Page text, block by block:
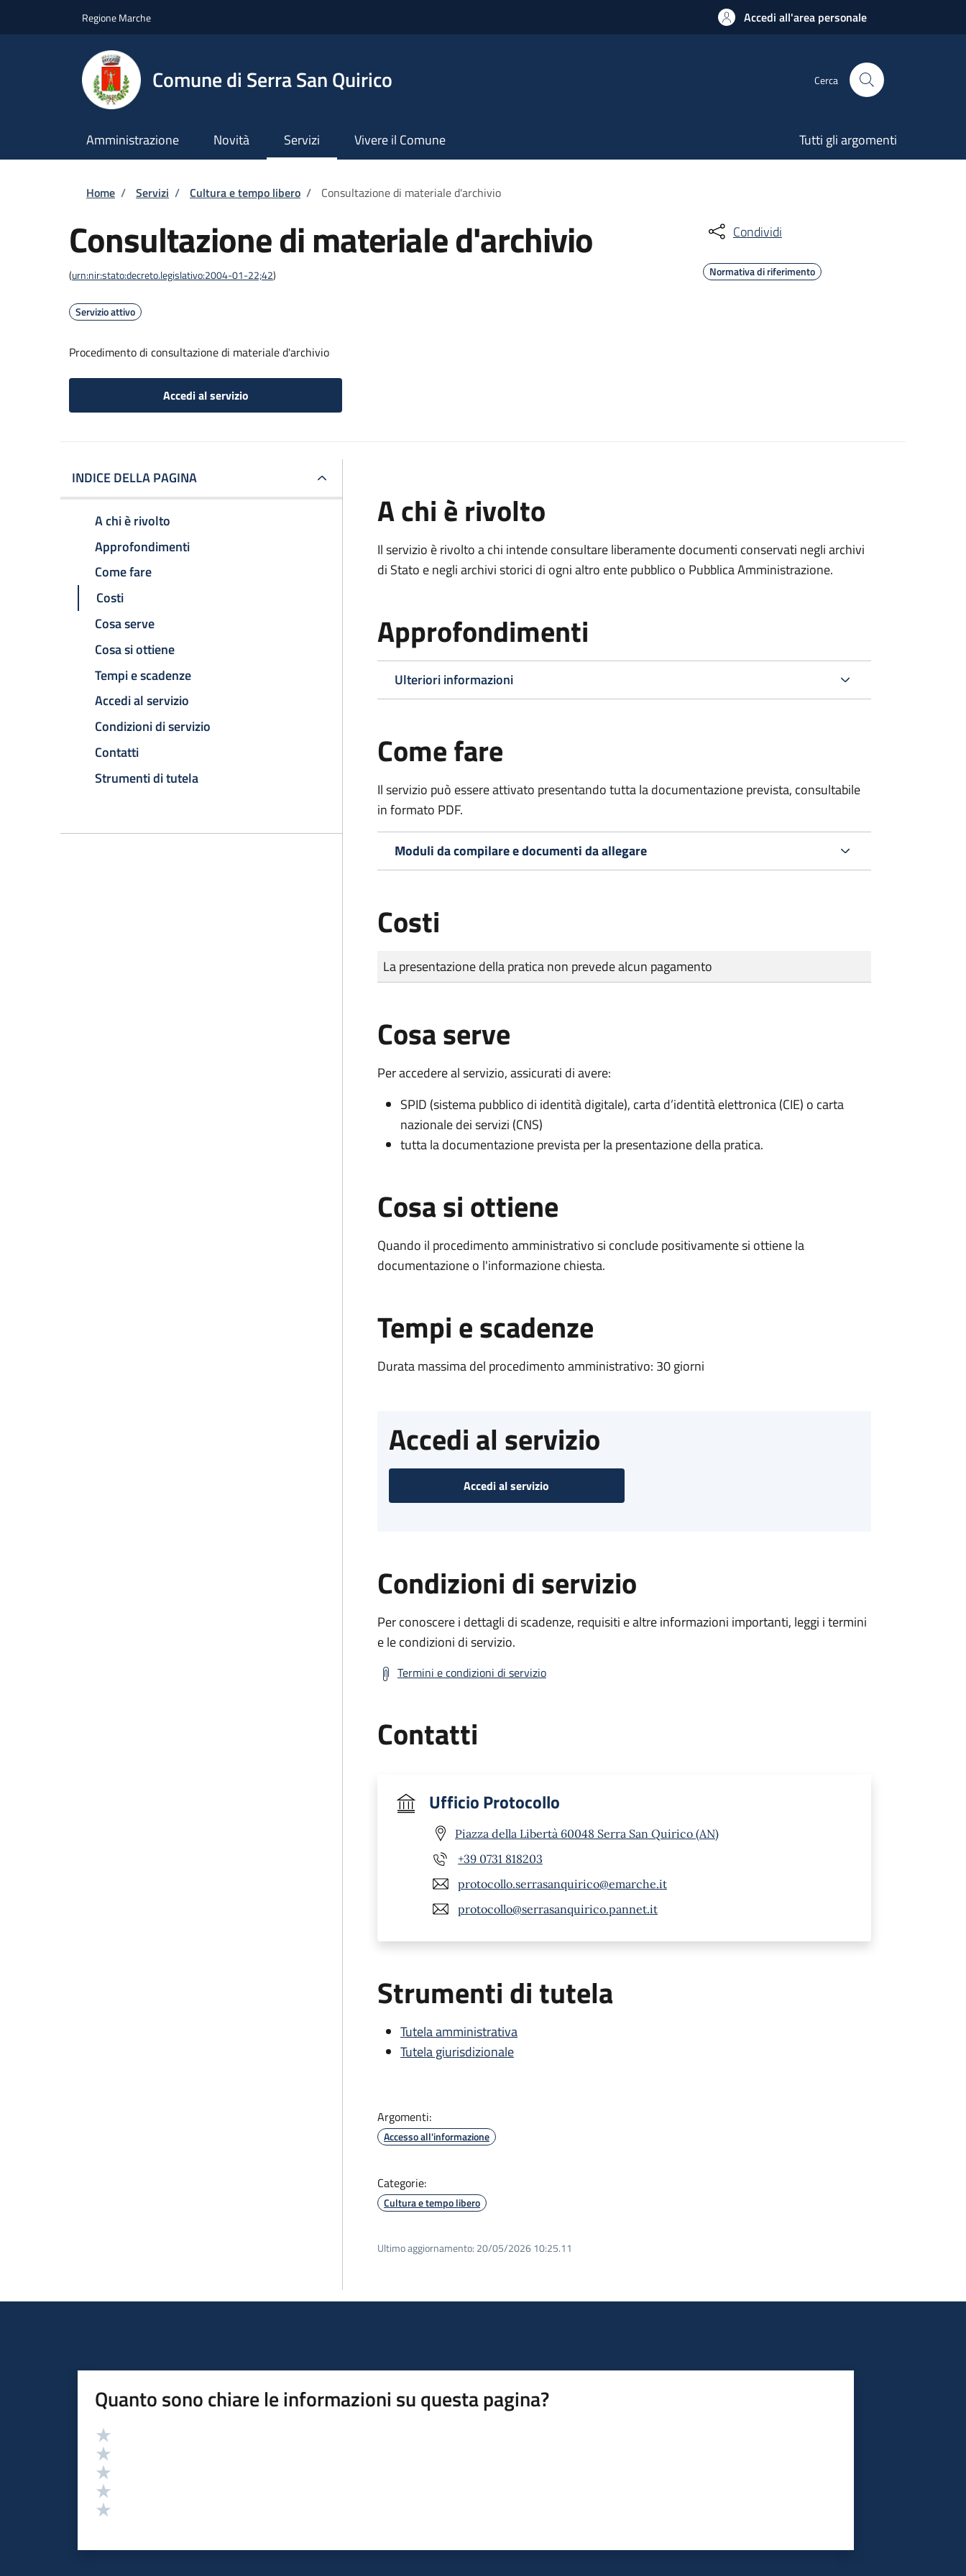
Regione Marche Accedi all'area personale
Comune di Serra San Quirico Cerca
Amministrazione Novità Servizi Vivere il Comune Tutti gli argomenti
Briciole di pane
Home / Servizi / Cultura e tempo libero / Consultazione di materiale d'archivio
Consultazione di materiale d'archivio
(urn:nir:stato:decreto.legislativo:2004-01-22;42)
Servizio attivo
Procedimento di consultazione di materiale d'archivio
Accedi al servizio
Condividi
Normativa di riferimento
INDICE DELLA PAGINA
A chi è rivolto
Approfondimenti
Come fare
Costi
Cosa serve
Cosa si ottiene
Tempi e scadenze
Accedi al servizio
Condizioni di servizio
Contatti
Strumenti di tutela
A chi è rivolto
Il servizio è rivolto a chi intende consultare liberamente documenti conservati negli archivi
di Stato e negli archivi storici di ogni altro ente pubblico o Pubblica Amministrazione.
Approfondimenti
Ulteriori informazioni
Come fare
Il servizio può essere attivato presentando tutta la documentazione prevista, consultabile
in formato PDF.
Moduli da compilare e documenti da allegare
Costi
Tipo di pagamento
Importo
La presentazione della pratica non prevede alcun pagamento
Cosa serve
Per accedere al servizio, assicurati di avere:
SPID (sistema pubblico di identità digitale), carta d’identità elettronica (CIE) o carta
nazionale dei servizi (CNS)
tutta la documentazione prevista per la presentazione della pratica.
Cosa si ottiene
Quando il procedimento amministrativo si conclude positivamente si ottiene la
documentazione o l'informazione chiesta.
Tempi e scadenze
Durata massima del procedimento amministrativo: 30 giorni
Accedi al servizio
Accedi al servizio
Condizioni di servizio
Per conoscere i dettagli di scadenze, requisiti e altre informazioni importanti, leggi i termini
e le condizioni di servizio.
Termini e condizioni di servizio
Contatti
Ufficio Protocollo
Piazza della Libertà 60048 Serra San Quirico (AN)
+39 0731 818203
protocollo.serrasanquirico@emarche.it
protocollo@serrasanquirico.pannet.it
Strumenti di tutela
Tutela amministrativa
Tutela giurisdizionale
Argomenti:
Accesso all'informazione
Categorie:
Cultura e tempo libero
Ultimo aggiornamento: 20/05/2026 10:25.11
Quanto sono chiare le informazioni su questa pagina?
Valutazione